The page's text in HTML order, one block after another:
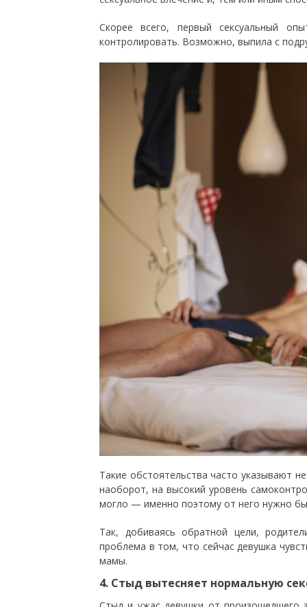
Скорее всего, первый сексуальный
контролировать. Возможно, выпила с
Такие обстоятельства часто указывают
наоборот, на высокий уровень
могло — именно поэтому от него нужно
Так, добиваясь обратной цели,
проблема в том, что сейчас девушка
мамы.
4. Стыд вытесняет нормальную